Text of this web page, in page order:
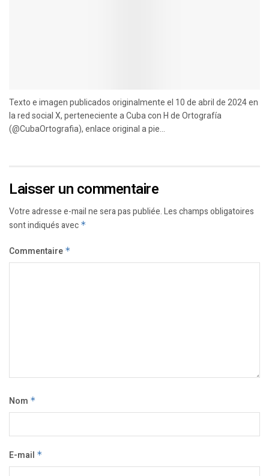
Texto e imagen publicados originalmente el 10 de abril de 2024 en
la red social X, perteneciente a Cuba con H de Ortografía
(@CubaOrtografia), enlace original a pie...
Laisser un commentaire
Votre adresse e-mail ne sera pas publiée.Les champs obligatoires
sont indiqués avec *
Commentaire *
Nom *
E-mail *